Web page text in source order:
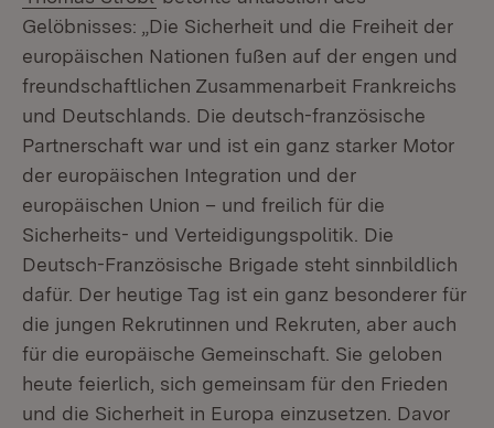
Gelöbnisses: „Die Sicherheit und die Freiheit der
europäischen Nationen fußen auf der engen und
freundschaftlichen Zusammenarbeit Frankreichs
und Deutschlands. Die deutsch-französische
Partnerschaft war und ist ein ganz starker Motor
der europäischen Integration und der
europäischen Union – und freilich für die
Sicherheits- und Verteidigungspolitik. Die
Deutsch-Französische Brigade steht sinnbildlich
dafür. Der heutige Tag ist ein ganz besonderer für
die jungen Rekrutinnen und Rekruten, aber auch
für die europäische Gemeinschaft. Sie geloben
heute feierlich, sich gemeinsam für den Frieden
und die Sicherheit in Europa einzusetzen. Davor